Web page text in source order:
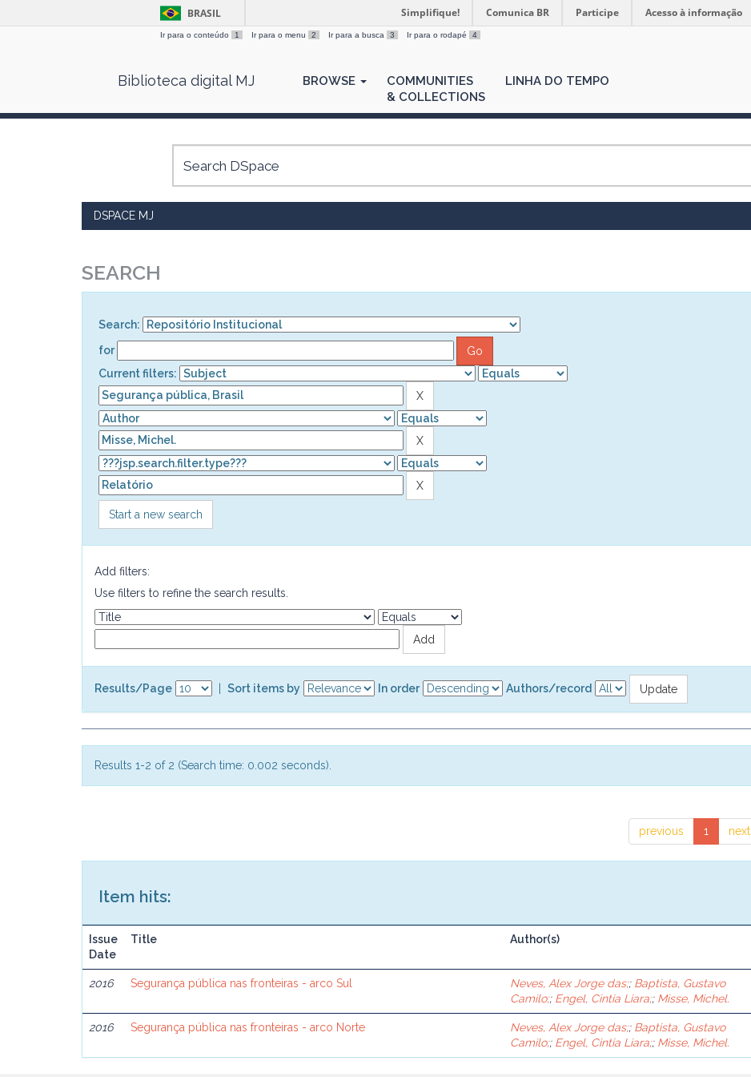
BRASIL Simplifique! Comunica BR Participe Acesso à informação
Ir para o conteúdo 1 Ir para o menu 2 Ir para a busca 3 Ir para o rodapé 4
Biblioteca digital MJ BROWSE
COMMUNITIES
& COLLECTIONS
LINHA DO TEMPO
DSPACE MJ
SEARCH
Search:
for
Current filters:
Start a new search
Add filters:
Use filters to refine the search results.
Results/Page Sort items by In order Authors/record
Results 1-2 of 2 (Search time: 0.002 seconds).
previous 1 next
Item hits:
Issue
Date
Title Author(s)
2016 Segurança pública nas fronteiras - arco Sul Neves, Alex Jorge das;; Baptista, Gustavo
Camilo;; Engel, Cintia Liara;; Misse, Michel.
2016 Segurança pública nas fronteiras - arco Norte Neves, Alex Jorge das;; Baptista, Gustavo
Camilo;; Engel, Cintia Liara;; Misse, Michel.